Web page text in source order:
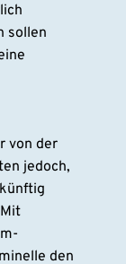
sollen
von der
jedoch,
den